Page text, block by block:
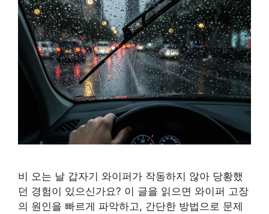
비 오는 날 갑자기 와이퍼가 작동하지 않아 당황했
던 경험이 있으신가요? 이 글을 읽으면 와이퍼 고장
의 원인을 빠르게 파악하고, 간단한 방법으로 문제